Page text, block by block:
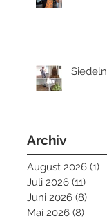
Siedeln
Archiv
August 2026 (1)
Juli 2026 (11)
Juni 2026 (8)
Mai 2026 (8)